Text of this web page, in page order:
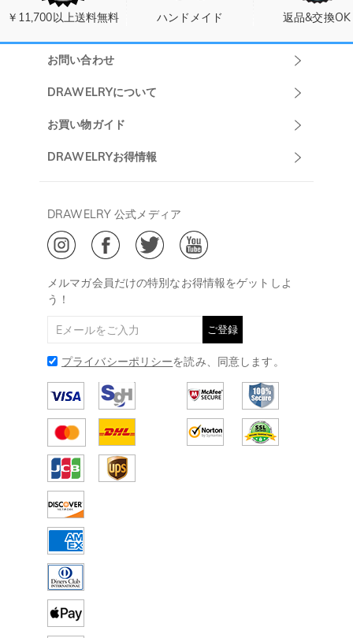
￥11,700以上送料無料 ハンドメイド 返品&交換OK
お問い合わせ
DRAWELRYについて
DRAWELRYについて
ご利用規約
ご特定商取引法に基づく表示
お買い物ガイド
発送について
ジュエリーお手入れ
Drawelry Blog
DRAWELRYお得情報
会員・ポイントについて
メルマガ会員だけの特別なお得情報をゲットしよ
う！
ご登録
プライバシーポリシーを読み、同意します。
DRAWELRY 公式メディア